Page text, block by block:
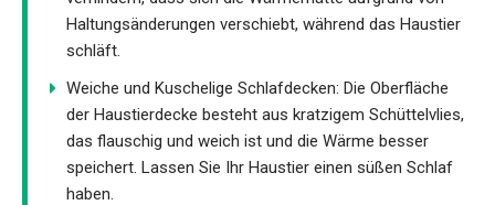
Haltungsänderungen verschiebt, während das Haustier
schläft.
Weiche und Kuschelige Schlafdecken: Die Oberfläche
der Haustierdecke besteht aus kratzigem Schüttelvlies,
das flauschig und weich ist und die Wärme besser
speichert. Lassen Sie Ihr Haustier einen süßen Schlaf
haben.